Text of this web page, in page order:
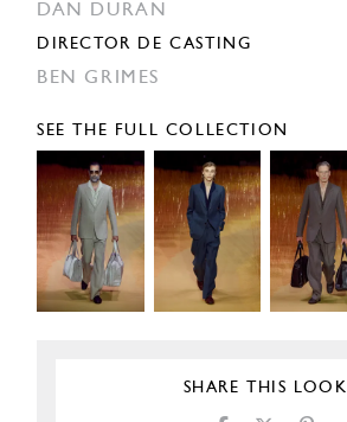
DAN DURAN
DIRECTOR DE CASTING
BEN GRIMES
SEE THE FULL COLLECTION
SHARE THIS LOOK